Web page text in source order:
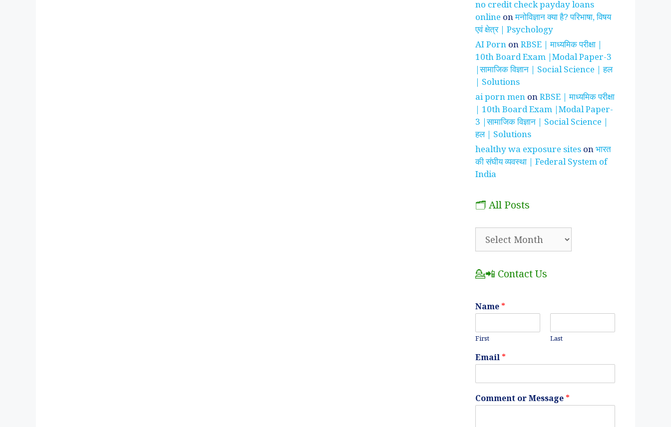
no credit check payday loans
online onमनोविज्ञान क्या है? परिभाषा, विषय
एवं क्षेत्र | Psychology
AI Porn onRBSE | माध्यमिक परीक्षा |
10th Board Exam |Modal Paper-3
|सामाजिक विज्ञान | Social Science | हल
| Solutions
ai porn men onRBSE | माध्यमिक परीक्षा
| 10th Board Exam |Modal Paper-
3 |सामाजिक विज्ञान | Social Science |
हल | Solutions
healthy wa exposure sites onभारत
की संघीय व्यवस्था | Federal System of
India
🗂️ All Posts
💁📲 Contact Us
Name *
First Last
Email *
Comment or Message *